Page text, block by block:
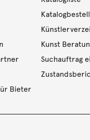
Bieter
Kunst
Suchauftrag